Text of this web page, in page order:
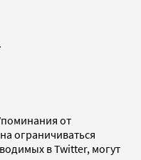
от
ограничиваться
в Twitter, могут